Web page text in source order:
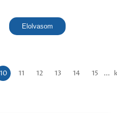
Elolvasom
10 11 12 13 14 15 ...